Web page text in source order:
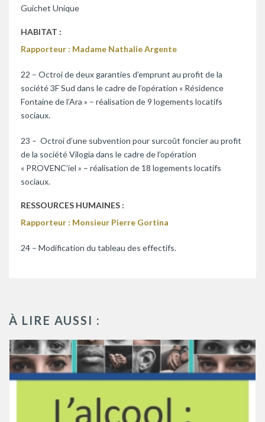
Guichet Unique
HABITAT :
Rapporteur : Madame Nathalie Argente
22 – Octroi de deux garanties d’emprunt au profit de la
société 3F Sud dans le cadre de l’opération « Résidence
Fontaine de l’Ara » – réalisation de 9 logements locatifs
sociaux.
23 – Octroi d’une subvention pour surcoût foncier au profit
de la société Vilogia dans le cadre de l’opération
« PROVENC’iel » – réalisation de 18 logements locatifs
sociaux.
RESSOURCES HUMAINES :
Rapporteur : Monsieur Pierre Gortina
24 – Modification du tableau des effectifs.
À LIRE AUSSI :